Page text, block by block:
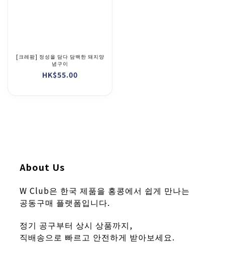
[크레팜] 정성을 담다 담백한 돼지양
념구이
HK$55.00
About Us
W Club은 한국 제품을 홍콩에서 쉽게 만나는
공동구매 플랫폼입니다.
정기 공구부터 상시 상품까지,
직배송으로 빠르고 안전하게 받아보세요.